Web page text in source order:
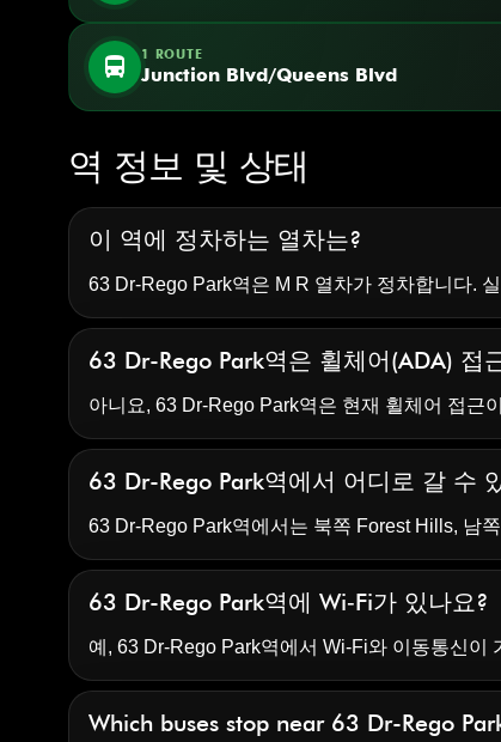
directions_bus 1 ROUTE
Junction Blvd/Queens Blvd
역 정보 및 상태
이 역에 정차하는 열차는?
63 Dr-Rego Park역은 M R 열차가 정차합니다.
63 Dr-Rego Park역은 휠체어(ADA) 접
아니요, 63 Dr-Rego Park역은 현재 휠체어 접근
63 Dr-Rego Park역에서 어디로 갈 수
63 Dr-Rego Park역에서는 북쪽 Forest Hills, 남
63 Dr-Rego Park역에 Wi‑Fi가 있나요?
예, 63 Dr-Rego Park역에서 Wi‑Fi와 이동통신이
Which buses stop near 63 Dr-Rego